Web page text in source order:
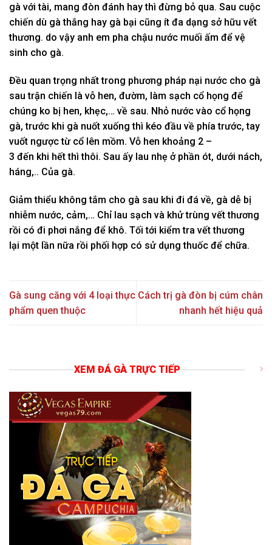
gà với tài, mang đòn đánh hay thì đừng bỏ qua. Sau cuộc
chiến dù gà thắng hay gà bại cũng ít đa dạng sở hữu vết
thương. do vậy anh em pha chậu nước muối ấm để vệ
sinh cho gà.
Đều quan trọng nhất trong phương pháp nại nước cho gà
sautrận chiến là vỗ hen, đườm, làm sạch cổ họng để
chúng ko bị hen, khẹc,… về sau. Nhỏ nước vào cổ họng
gà, trước khi gà nuốt xuống thì kéo đầu về phía trước, tay
vuốt ngượctừcổ lên mồm. Vỗ hen khoảng 2 –
3 đến khi hết thì thôi. Sau ấy lau nhẹ ở phần ót, dưới nách,
háng,.. Của gà.
Giảm thiểu không tắm cho gà sau khi đi đá về, gà dễ bị
nhiễm nước, cảm,… Chỉ lau sạch và khử trùng vết thương
rồi có đi phơi nắng để khô. Tốitới kiểm tra vết thương
lại một lần nữa rồi phối hợp có sử dụng thuốc để chữa.
Gà sung căng với 4 loại thực
phẩm quen thuộc
Cách trị gà đòn bị cúm chân
nhanh hết hiệu quả
XEM ĐÁ GÀ TRỰC TIẾP